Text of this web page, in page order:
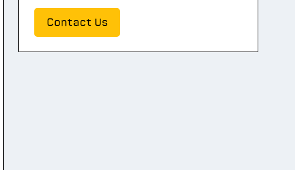
Contact Us